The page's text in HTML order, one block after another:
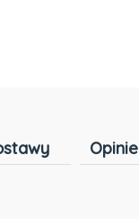
Opinie